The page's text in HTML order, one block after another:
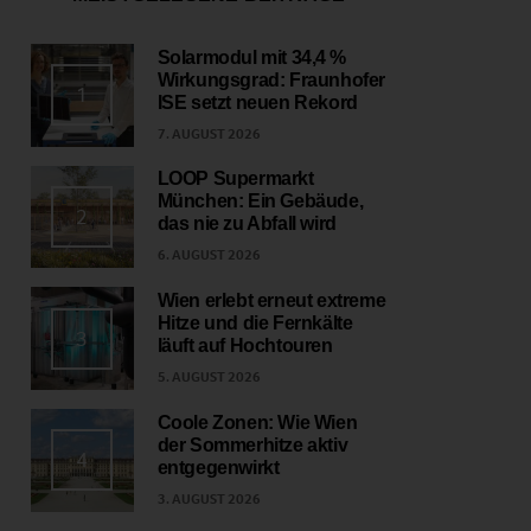
1
Solarmodul mit 34,4 %
Wirkungsgrad: Fraunhofer
ISE setzt neuen Rekord
7. AUGUST 2026
2
LOOP Supermarkt
München: Ein Gebäude,
das nie zu Abfall wird
6. AUGUST 2026
3
Wien erlebt erneut extreme
Hitze und die Fernkälte
läuft auf Hochtouren
5. AUGUST 2026
4
Coole Zonen: Wie Wien
der Sommerhitze aktiv
entgegenwirkt
3. AUGUST 2026